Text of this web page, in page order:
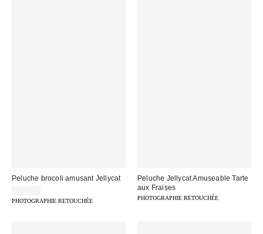
Peluche brocoli amusant Jellycat
PHOTOGRAPHIE RETOUCHÉE
Peluche Jellycat Amuseable Tarte
aux Fraises
PHOTOGRAPHIE RETOUCHÉE